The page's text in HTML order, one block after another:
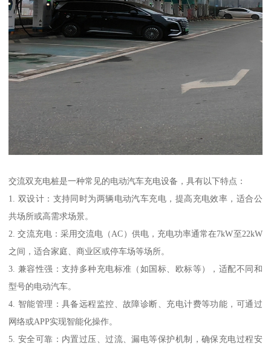
交流双充电桩是一种常见的电动汽车充电设备，具有以下特点：
1. 双设计：支持同时为两辆电动汽车充电，提高充电效率，适合公
共场所或高需求场景。
2. 交流充电：采用交流电（AC）供电，充电功率通常在7kW至22kW
之间，适合家庭、商业区或停车场等场所。
3. 兼容性强：支持多种充电标准（如国标、欧标等），适配不同和
型号的电动汽车。
4. 智能管理：具备远程监控、故障诊断、充电计费等功能，可通过
网络或APP实现智能化操作。
5. 安全可靠：内置过压、过流、漏电等保护机制，确保充电过程安